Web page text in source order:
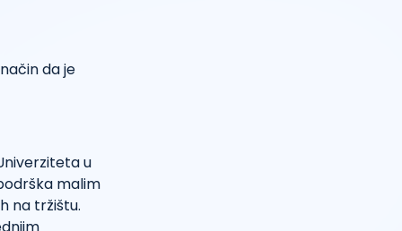
da je
u
malim
na tržištu.